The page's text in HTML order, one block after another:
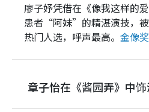
廖子妤凭借在《像我这样的
患者“阿妹”的精湛演技，
热门人选，呼声最高。 金像
章子怡在《酱园弄》中饰